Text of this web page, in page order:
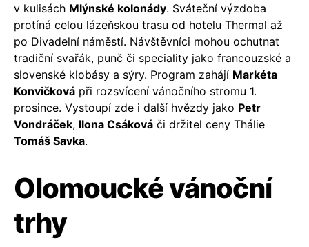
v kulisách Mlýnské kolonády. Sváteční výzdoba
protíná celou lázeňskou trasu od hotelu Thermal až
po Divadelní náměstí. Návštěvníci mohou ochutnat
tradiční svařák, punč či speciality jako francouzské a
slovenské klobásy a sýry. Program zahájí Markéta
Konvičková při rozsvícení vánočního stromu 1.
prosince. Vystoupí zde i další hvězdy jako Petr
Vondráček, Ilona Csáková či držitel ceny Thálie
Tomáš Savka.
Olomoucké vánoční
trhy